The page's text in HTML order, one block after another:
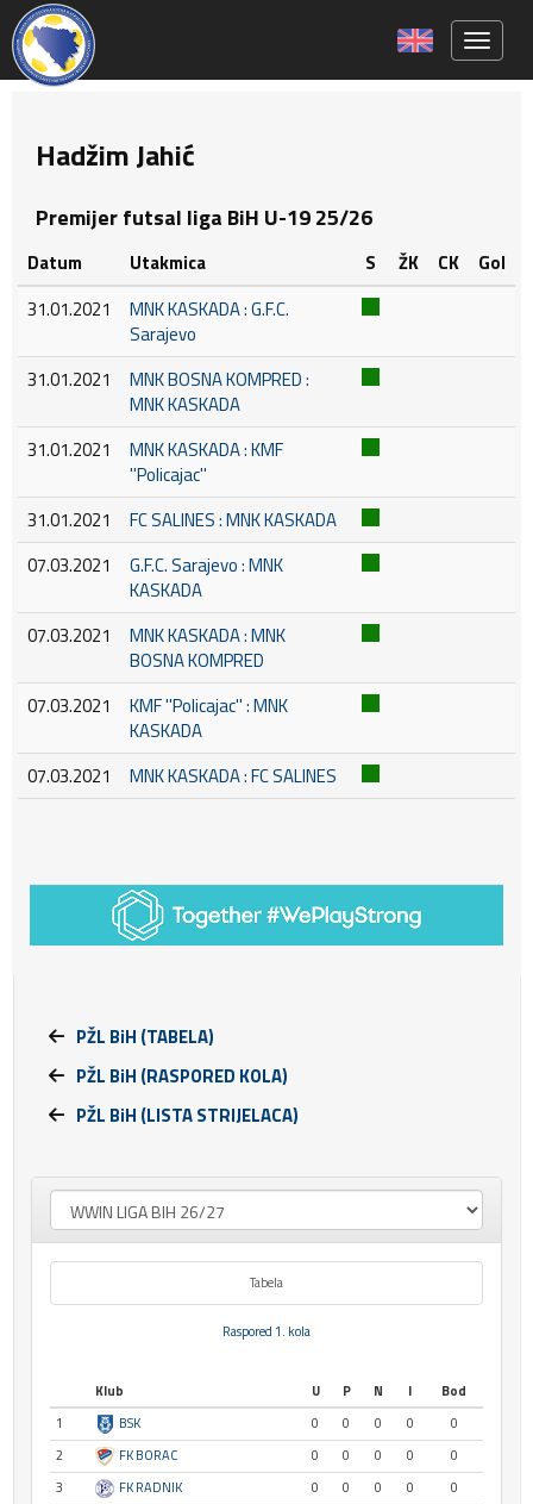
Hadžim Jahić
Premijer futsal liga BiH U-19 25/26
Datum Utakmica S ŽK CK
Gol
31.01.2021
MNK KASKADA : G.F.C.
Sarajevo
31.01.2021
MNK BOSNA KOMPRED :
MNK KASKADA
31.01.2021
MNK KASKADA : KMF
''Policajac''
31.01.2021
FC SALINES : MNK KASKADA
07.03.2021
G.F.C. Sarajevo : MNK
KASKADA
07.03.2021
MNK KASKADA : MNK
BOSNA KOMPRED
07.03.2021
KMF ''Policajac'' : MNK
KASKADA
07.03.2021
MNK KASKADA : FC SALINES
PŽL BiH (TABELA)
PŽL BiH (RASPORED KOLA)
PŽL BiH (LISTA STRIJELACA)
Tabela
Raspored 1. kola
Klub U P N I
Bod
1
BSK 0 0 0 0
0
2
FK BORAC 0 0 0 0
0
3
FK RADNIK 0 0 0 0
0